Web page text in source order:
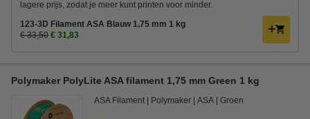
lagere prijs, zodat je meer kunt printen voor minder.
123-3D Filament ASA Blauw 1,75 mm 1 kg
€ 33,50 € 31,83
Polymaker PolyLite ASA filament 1,75 mm Green 1 kg
ASA Filament Polymaker ASA Groen